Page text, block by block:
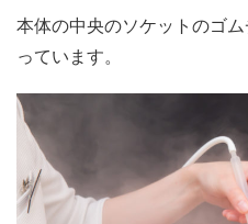
本体の中央のソケットのゴ
っています。